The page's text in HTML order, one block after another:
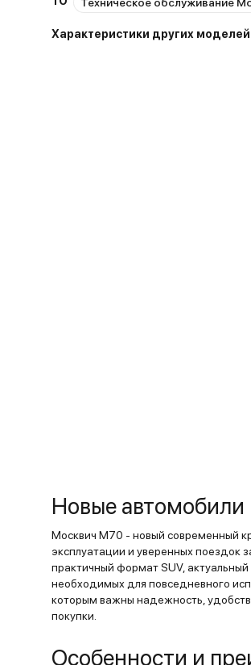
Характеристики других моделей
Новые
Москвич М70 - новый современный
эксплуатации и уверенных поездок
практичный формат SUV,
необходимых для повседневного
которым важны надежность,
покупки.
Особенности и